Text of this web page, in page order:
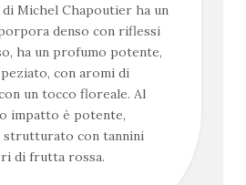
Michel Chapoutier ha un
denso con riflessi
ha un profumo potente,
con aromi di
un tocco floreale. Al
impatto è potente,
strutturato con tannini
di frutta rossa.